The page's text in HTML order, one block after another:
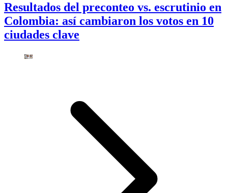
Resultados del preconteo vs. escrutinio en
Colombia: así cambiaron los votos en 10
ciudades clave